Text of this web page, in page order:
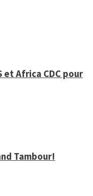
et Africa CDC pour
Tambour!